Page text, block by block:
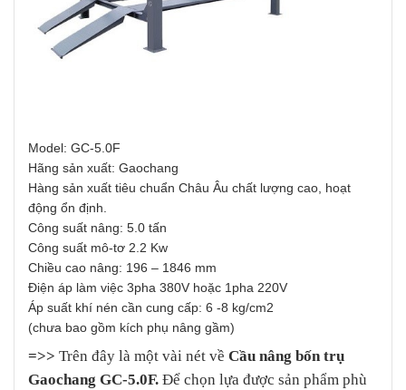
Model: GC-5.0F
Hãng sản xuất: Gaochang
Hàng sản xuất tiêu chuẩn Châu Âu chất lượng cao, hoạt
động ổn định.
Công suất nâng: 5.0 tấn
Công suất mô-tơ 2.2 Kw
Chiều cao nâng: 196 – 1846 mm
Điện áp làm việc 3pha 380V hoặc 1pha 220V
Áp suất khí nén cần cung cấp: 6 -8 kg/cm2
(chưa bao gồm kích phụ nâng gầm)
=>> Trên đây là một vài nét về Cầu nâng bốn trụ
Gaochang GC-5.0F. Để chọn lựa được sản phẩm phù